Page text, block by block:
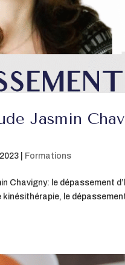
Jasmin
Formations
Chavigny: le dépassement
kinésithérapie, le